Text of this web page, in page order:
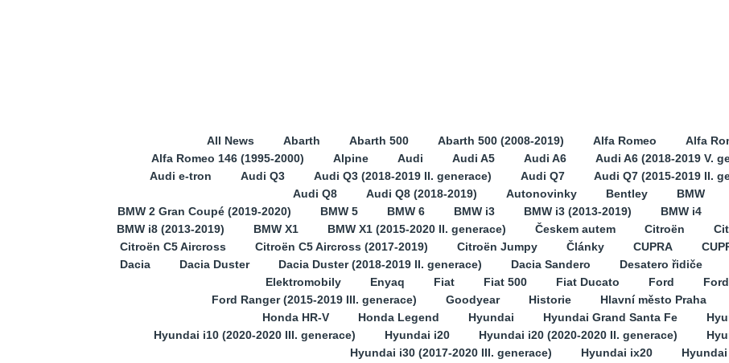
All News Abarth Abarth 500 Abarth 500 (2008-2019) Alfa Romeo
Alfa
Alfa Romeo 146 (1995-2000)
Alpine Audi Audi A5 Audi A6
Audi A6 (2018-2019 V.
Audi e-tron
Audi Q3 Audi Q3 (2018-2019 II. generace) Audi Q7
Audi Q7 (2015-2019 II.
Audi Q8
Audi Q8 (2018-2019) Autonovinky Bentley BMW
BMW 2 Gran Coupé (2019-2020)
BMW 5 BMW 6 BMW i3 BMW i3 (2013-2019) BMW i4
BMW i8 (2013-2019)
BMW X1 BMW X1 (2015-2020 II. generace) Českem autem Citroën
Citroën C5 Aircross
Citroën C5 Aircross (2017-2019) Citroën Jumpy Články CUPRA
Dacia
Dacia Duster Dacia Duster (2018-2019 II. generace) Dacia Sandero Desatero řidiče
Elektromobily
Enyaq Fiat Fiat 500 Fiat Ducato Ford
Ford Ranger (2015-2019 III. generace)
Goodyear Historie Hlavní město Praha
Honda HR-V
Honda Legend Hyundai Hyundai Grand Santa Fe
Hyundai i10 (2020-2020 III. generace)
Hyundai i20 Hyundai i20 (2020-2020 II. generace)
Hyundai i30 (2017-2020 III. generace)
Hyundai ix20